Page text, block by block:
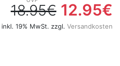
18.95€ 12.95€
inkl. 19% MwSt. zzgl. Versandkosten